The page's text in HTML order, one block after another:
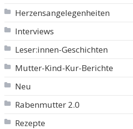
Herzensangelegenheiten
Interviews
Leser:innen-Geschichten
Mutter-Kind-Kur-Berichte
Neu
Rabenmutter 2.0
Rezepte